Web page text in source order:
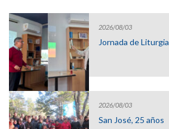
2026/08/03
Jornada de Liturgia
2026/08/03
San José, 25 años